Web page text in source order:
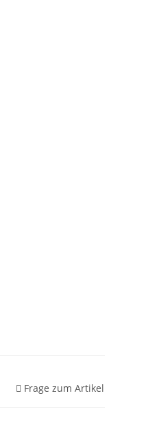
) - montiert
auf Anfrage ) - inkl. 3
cm Innenhöhe SP-Line -
Frage zum Artikel